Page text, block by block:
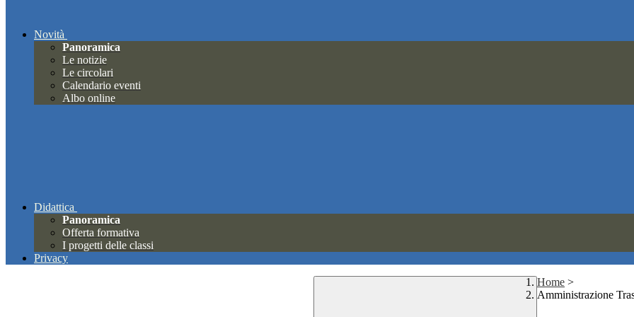
Novità
Panoramica
Le notizie
Le circolari
Calendario eventi
Albo online
Didattica
Panoramica
Offerta formativa
I progetti delle classi
Privacy
Home >
Amministrazione